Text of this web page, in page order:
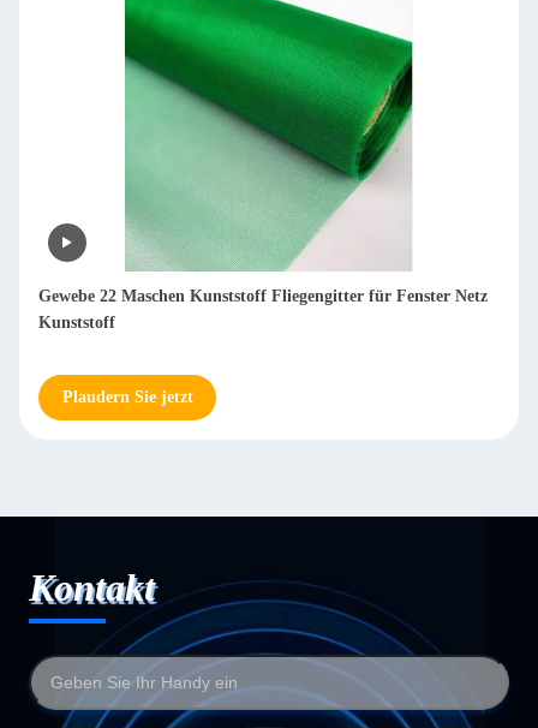
Gewebe 22 Maschen Kunststoff Fliegengitter für Fenster Netz
Kunststoff
Plaudern Sie jetzt
Kontakt